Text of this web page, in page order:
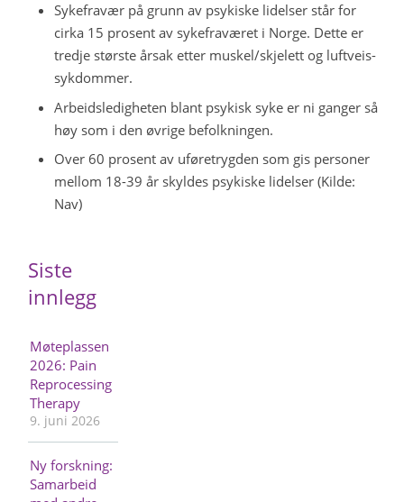
Sykefravær på grunn av psykiske lidelser står for
cirka 15 prosent av sykefraværet i Norge. Dette er
tredje største årsak etter muskel/skjelett og luftveis-
sykdommer.
Arbeidsledigheten blant psykisk syke er ni ganger så
høy som i den øvrige befolkningen.
Over 60 prosent av uføretrygden som gis personer
mellom 18-39 år skyldes psykiske lidelser (Kilde:
Nav)
Siste
innlegg
Møteplassen
2026: Pain
Reprocessing
Therapy
9. juni 2026
Ny forskning:
Samarbeid